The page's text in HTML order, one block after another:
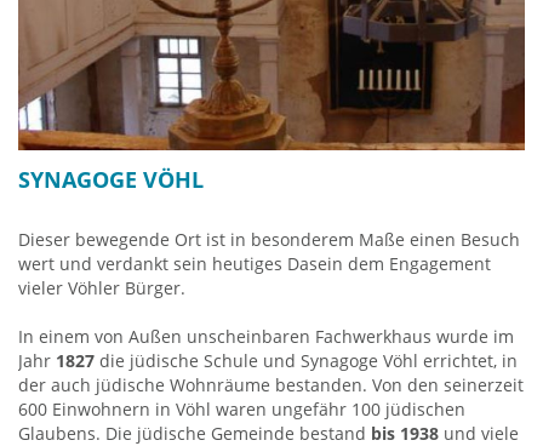
SYNAGOGE VÖHL
Dieser bewegende Ort ist in besonderem Maße einen Besuch
wert und verdankt sein heutiges Dasein dem Engagement
vieler Vöhler Bürger.
In einem von Außen unscheinbaren Fachwerkhaus wurde im
Jahr 1827 die jüdische Schule und Synagoge Vöhl errichtet, in
der auch jüdische Wohnräume bestanden. Von den seinerzeit
600 Einwohnern in Vöhl waren ungefähr 100 jüdischen
Glaubens. Die jüdische Gemeinde bestand bis 1938 und viele